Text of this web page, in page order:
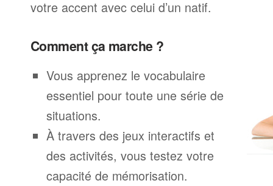
votre accent avec celui d’un natif.
Comment ça marche ?
Vous apprenez le vocabulaire
essentiel pour toute une série de
situations.
À travers des jeux interactifs et
des activités, vous testez votre
capacité de mémorisation.